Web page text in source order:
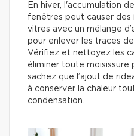
En hiver, l'accumulation
fenêtres peut causer des
vitres avec un mélange
pour enlever les traces
Vérifiez et nettoyez les
éliminer toute moisissure
sachez que l’ajout de
à conserver la chaleur
condensation.